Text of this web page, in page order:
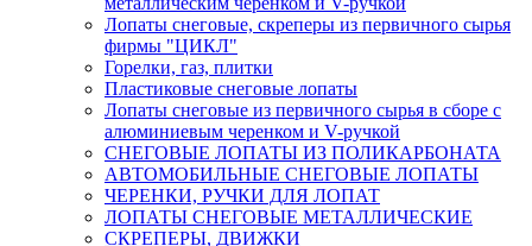
Лопаты снеговые, скреперы из первичного сырья
фирмы "ЦИКЛ"
Горелки, газ, плитки
Пластиковые снеговые лопаты
Лопаты снеговые из первичного сырья в сборе с
алюминиевым черенком и V-ручкой
СНЕГОВЫЕ ЛОПАТЫ ИЗ ПОЛИКАРБОНАТА
АВТОМОБИЛЬНЫЕ СНЕГОВЫЕ ЛОПАТЫ
ЧЕРЕНКИ, РУЧКИ ДЛЯ ЛОПАТ
ЛОПАТЫ СНЕГОВЫЕ МЕТАЛЛИЧЕСКИЕ
СКРЕПЕРЫ, ДВИЖКИ